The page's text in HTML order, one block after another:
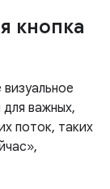
кнопка
важных,
поток, таких